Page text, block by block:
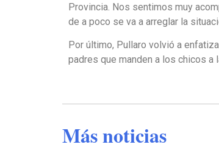
Provincia. Nos sentimos muy
de a poco se va a arreglar la
Por último, Pullaro volvió a
padres que manden a los chicos a
Más noticias